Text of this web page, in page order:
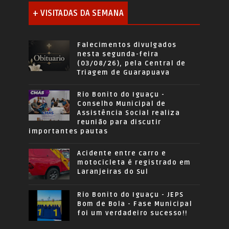
+ VISITADAS DA SEMANA
Falecimentos divulgados
nesta segunda-feira
(03/08/26), pela Central de
Triagem de Guarapuava
Rio Bonito do Iguaçu -
Conselho Municipal de
Assistência Social realiza
reunião para discutir
importantes pautas
Acidente entre carro e
motocicleta é registrado em
Laranjeiras do Sul
Rio Bonito do Iguaçu - JEPS
Bom de Bola - Fase Municipal
foi um verdadeiro sucesso!!